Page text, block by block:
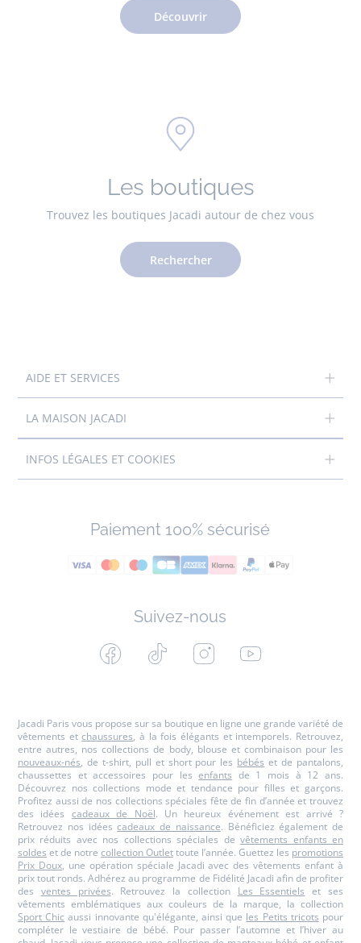
Découvrir
Les boutiques
Trouvez les boutiques Jacadi autour de chez vous
Rechercher
AIDE ET SERVICES
LA MAISON JACADI
INFOS LÉGALES ET COOKIES
Paiement 100% sécurisé
Suivez-nous
Facebook Tiktok InstagramYoutube
Jacadi Paris vous propose sur sa boutique en ligne une grande variété de
vêtements etchaussures, à la fois élégants et intemporels. Retrouvez,
entre autres, nos collections de body, blouse et combinaison pour les
nouveaux-nés, de t-shirt, pull et short pour les bébés et de pantalons,
chaussettes et accessoires pour lesenfants de 1 mois à 12 ans.
Découvrez nos collections mode et tendance pour filles et garçons.
Profitez aussi de nos collections spéciales fête de fin d’année et trouvez
des idées cadeaux de Noël. Un heureux événement est arrivé ?
Retrouvez nos idéescadeaux de naissance. Bénéficiez également de
prix réduits avec nos collections spéciales devêtements enfants en
soldes et de notre collection Outlettoute l’année. Guettez les promotions
Prix Doux, une opération spéciale Jacadi avec des vêtements enfant à
prix tout ronds. Adhérez au programme de Fidélité Jacadi afin de profiter
des ventes privées. Retrouvez la collection Les Essentiels et ses
vêtements emblématiques aux couleurs de la marque, la collection
Sport Chic aussi innovante qu'élégante, ainsi que les Petits tricots pour
compléter le vestiaire de bébé. Pour passer l’automne et l’hiver au